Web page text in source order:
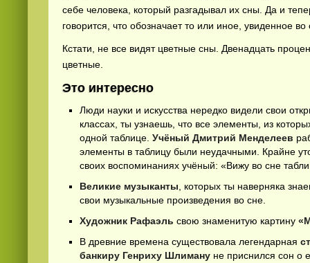
себе человека, который разгадывал их сны. Да и
говорится, что обозначает то или иное, увиденное во
Кстати, не все видят цветные сны. Двенадцать
цветные.
Это интересно
Люди науки и искусства нередко видели свои
классах, ты узнаешь, что все элементы, из
одной таблице. Учёный Дмитрий Менделеев
элементы в таблицу были неудачными. Крайне
своих воспоминаниях учёный: «Вижу во сне
Великие музыканты , которых ты наверняка
свои музыкальные произведения во сне.
Художник Рафаэль свою знаменитую картину
В древние времена существовала легендарная
банкиру Генриху Шлиману не приснился сон о
видео онлайн